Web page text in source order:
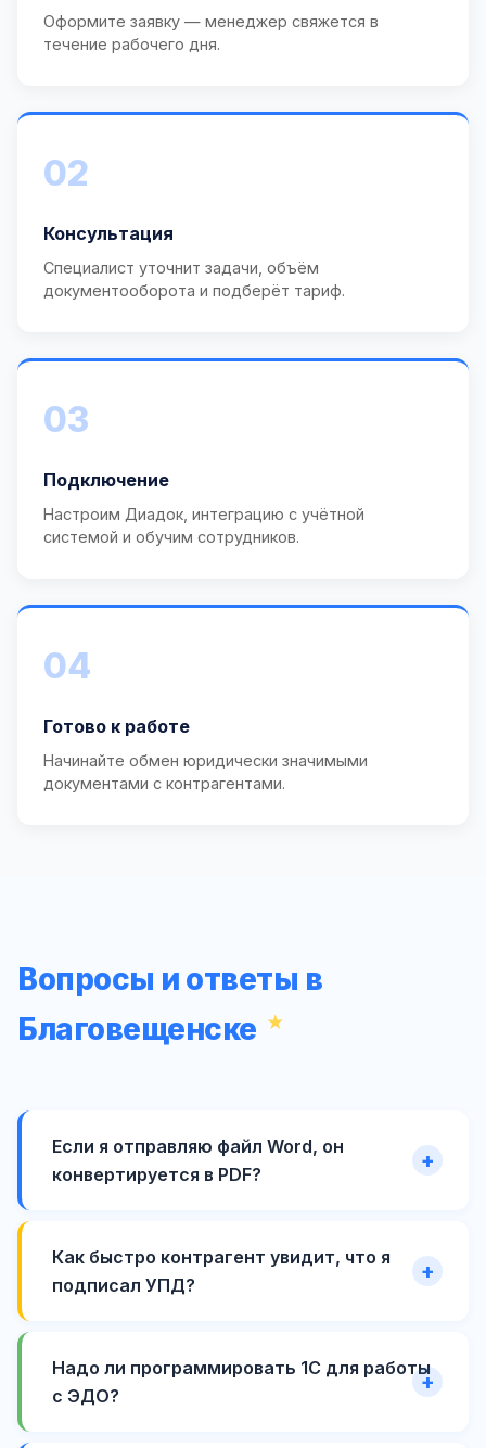
Оформите заявку — менеджер свяжется в
течение рабочего дня.
02
Консультация
Специалист уточнит задачи, объём
документооборота и подберёт тариф.
03
Подключение
Настроим Диадок, интеграцию с учётной
системой и обучим сотрудников.
04
Готово к работе
Начинайте обмен юридически значимыми
документами с контрагентами.
Вопросы и ответы в
Благовещенске
Если я отправляю файл Word, он
конвертируется в PDF?
Как быстро контрагент увидит, что я
подписал УПД?
Надо ли программировать 1С для работы
с ЭДО?